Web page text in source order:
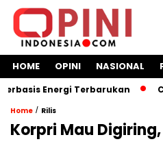
HOME OPINI NASIONAL
Energi Terbarukan
Home / Rilis
Korpri Mau